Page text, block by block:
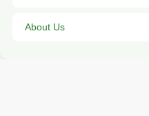
About Us